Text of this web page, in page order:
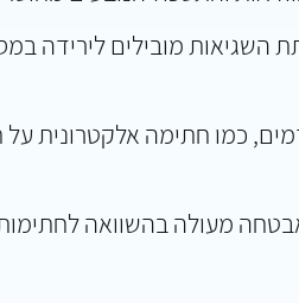
השגיאות מובילים לירידה
כמו חתימה אלקטרונית על
מעולה בהשוואה